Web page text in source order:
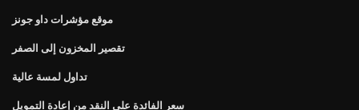
موقع مؤشرات داو جونز
تقصير المخزون إلى الصفر
تداول لمسة عالية
سعر الفائدة على النقد من إعادة التمويل